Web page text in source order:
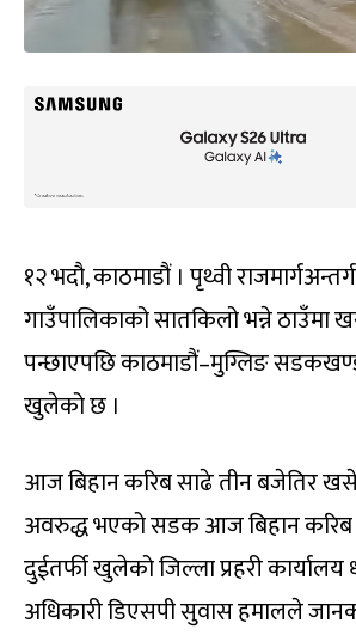
१२ भदौ, काठमाडौं । पृथ्वी
गाउँपालिकाको सातकिलो भन्ने ठाउँमा
पन्छाएपछि काठमाडौं–मुग्लिङ
खुलेको छ ।
आज बिहान करिब साढे तीन बजेतिर
अवरुद्ध भएको सडक आज बिहान
दुईतर्फी खुलेको जिल्ला प्रहरी
अधिकारी डिएसपी सुवास हमालले